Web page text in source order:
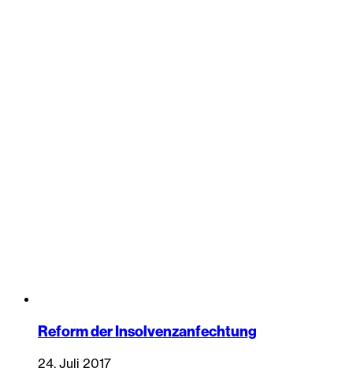
Reform der Insolvenzanfechtung
24. Juli 2017